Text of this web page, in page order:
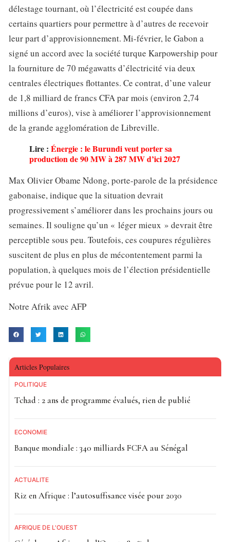
délestage tournant, où l’électricité est coupée dans
certains quartiers pour permettre à d’autres de recevoir
leur part d’approvisionnement. Mi-février, le Gabon a
signé un accord avec la société turque Karpowership pour
la fourniture de 70 mégawatts d’électricité via deux
centrales électriques flottantes. Ce contrat, d’une valeur
de 1,8 milliard de francs CFA par mois (environ 2,74
millions d’euros), vise à améliorer l’approvisionnement
de la grande agglomération de Libreville.
Lire : Énergie : le Burundi veut porter sa
production de 90 MW à 287 MW d’ici 2027
Max Olivier Obame Ndong, porte-parole de la présidence
gabonaise, indique que la situation devrait
progressivement s’améliorer dans les prochains jours ou
semaines. Il souligne qu’un « léger mieux » devrait être
perceptible sous peu. Toutefois, ces coupures régulières
suscitent de plus en plus de mécontentement parmi la
population, à quelques mois de l’élection présidentielle
prévue pour le 12 avril.
Notre Afrik avec AFP
Articles Populaires
POLITIQUE
Tchad : 2 ans de programme évalués, rien de publié
ECONOMIE
Banque mondiale : 340 milliards FCFA au Sénégal
ACTUALITE
Riz en Afrique : l’autosuffisance visée pour 2030
AFRIQUE DE L'OUEST